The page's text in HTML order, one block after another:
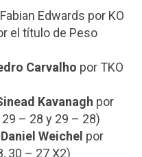
Edwards por KO
el título de Peso
Carvalho por TKO
Kavanagh por
– 28 y 29 – 28)
Daniel Weichel por
30 – 27 X2)